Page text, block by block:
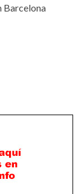
Barcelona